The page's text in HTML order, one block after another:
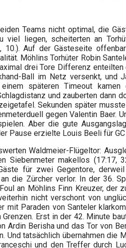
Teams nicht optimal, die
viel liegen, scheiterten an
Auf der Gästeseite
Möhlins Torhüter Robin
drei Tore Differenz enteilten
Ball im Netz versenkt, und
späteren Timeout
und zauberten dann
Sekunden später
gegen Valentin Baer.
Aber die gute
Pause erzielte Louis Beeli für
Waldmeier-Flügeltor:
Siebenmeter makellos (17:17,
für zwei Gegentore,
die Zürcher verlor. In der 36.
an Möhlins Finn Kreuzer, der
nicht verschont von
mit Paraden von Santeler
Erst in der 42. Minute
Ardin Berisha und das Tor von
tatsächlich übernahmen die
und den Treffer durch